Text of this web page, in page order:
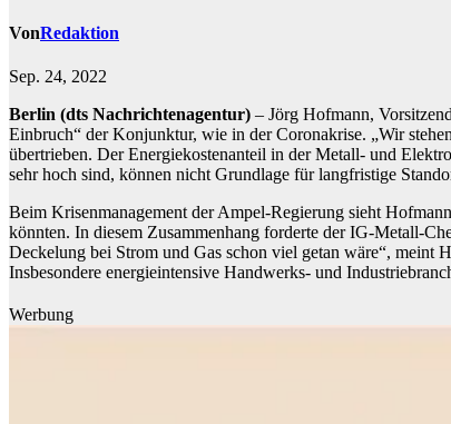
VonRedaktion
Sep. 24, 2022
Berlin (dts Nachrichtenagentur) – Jörg Hofmann,
Einbruch“ der Konjunktur, wie in der Coronakrise. „Wir
übertrieben. Der Energiekostenanteil in der Metall- und
sehr hoch sind, können nicht Grundlage für langfristige
Beim Krisenmanagement der Ampel-Regierung sieht
könnten. In diesem Zusammenhang forderte der IG-Metall-
Deckelung bei Strom und Gas schon viel getan wäre“, meint
Insbesondere energieintensive Handwerks- und
Werbung